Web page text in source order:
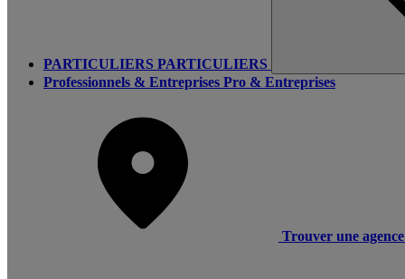
PARTICULIERS PARTICULIERS
Professionnels & Entreprises Pro & Entreprises
Trouver une agence